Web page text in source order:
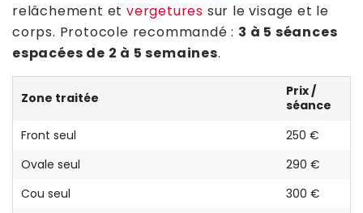
relâchement etvergetures sur le visage et le
corps. Protocole recommandé : 3 à 5 séances
espacées de 2 à 5 semaines.
Zone traitée
Prix /
séance
Front seul
250 €
Ovale seul
290 €
Cou seul
300 €